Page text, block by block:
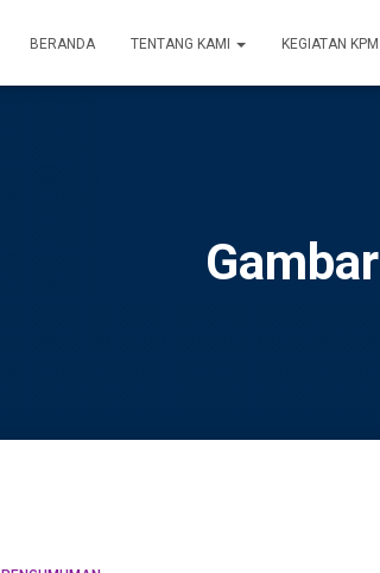
BERANDA TENTANG KAMI KEGIATAN KPM
Gambar